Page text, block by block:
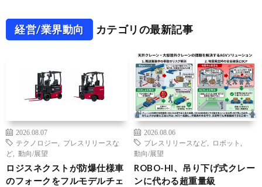
経営/業界動向 カテゴリの最新記事
2026.08.07
テクノロジー
プレスリリースな
ど
動向/展望
ロジスネクストが防爆仕様車
のフォークをフルモデルチェ
2026.08.06
プレスリリースなど
ロボット
動向/展望
ROBO-HI、吊り下げ式クレー
ンに代わる超重量級